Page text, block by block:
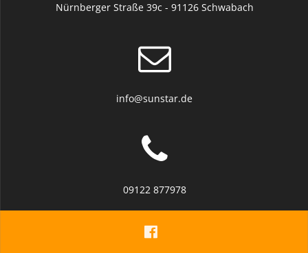
Nürnberger Straße 39c - 91126 Schwabach
info@sunstar.de
09122 877978